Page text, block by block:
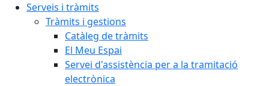
Serveis i tràmits
Tràmits i gestions
Catàleg de tràmits
El Meu Espai
Servei d'assistència per a la tramitació
electrònica